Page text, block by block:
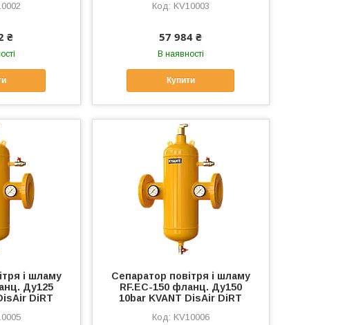
₴
KV10003
57 984 ₴
В наявності
Купити
і шламу
Ду125
DiRT
Сепаратор повітря і шламу
RF.EC-150 фланц. Ду150
10bar KVANT DisAir DiRT
KV10006